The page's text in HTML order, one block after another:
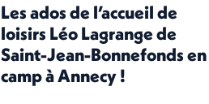
Les ados de l’accueil de
loisirs Léo Lagrange de
Saint-Jean-Bonnefonds en
camp à Annecy !